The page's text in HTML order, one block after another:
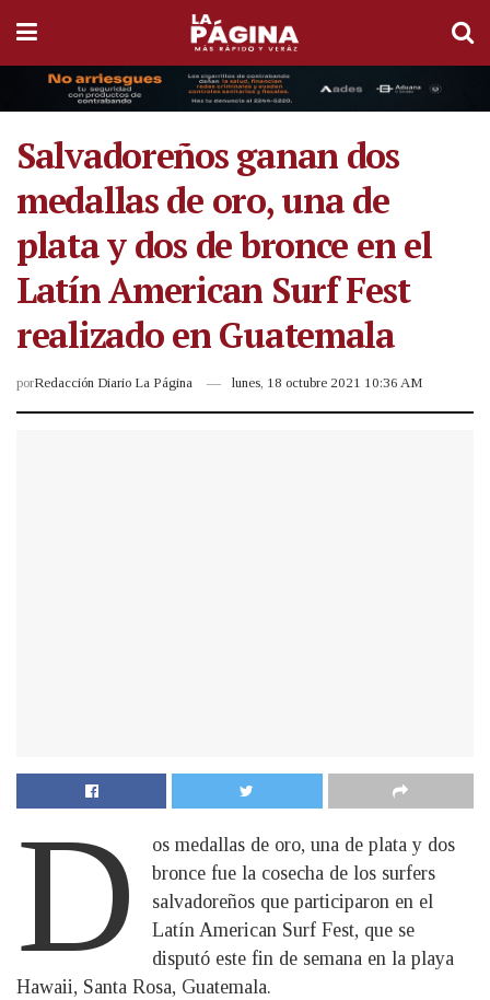
Salvadoreños ganan dos
medallas de oro, una de
plata y dos de bronce en el
Latín American Surf Fest
realizado en Guatemala
porRedacción Diario La Página lunes, 18 octubre 2021 10:36 AM
D
os medallas de oro, una de plata y dos
bronce fue la cosecha de los surfers
salvadoreños que participaron en el
Latín American Surf Fest, que se
disputó este fin de semana en la playa
Hawaii, Santa Rosa, Guatemala.